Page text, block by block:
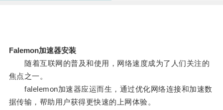
Falemon加速器安装
随着互联网的普及和使用，网络速度成为了人们关注的
焦点之一。
falelemon加速器应运而生，通过优化网络连接和加速数
据传输，帮助用户获得更快速的上网体验。